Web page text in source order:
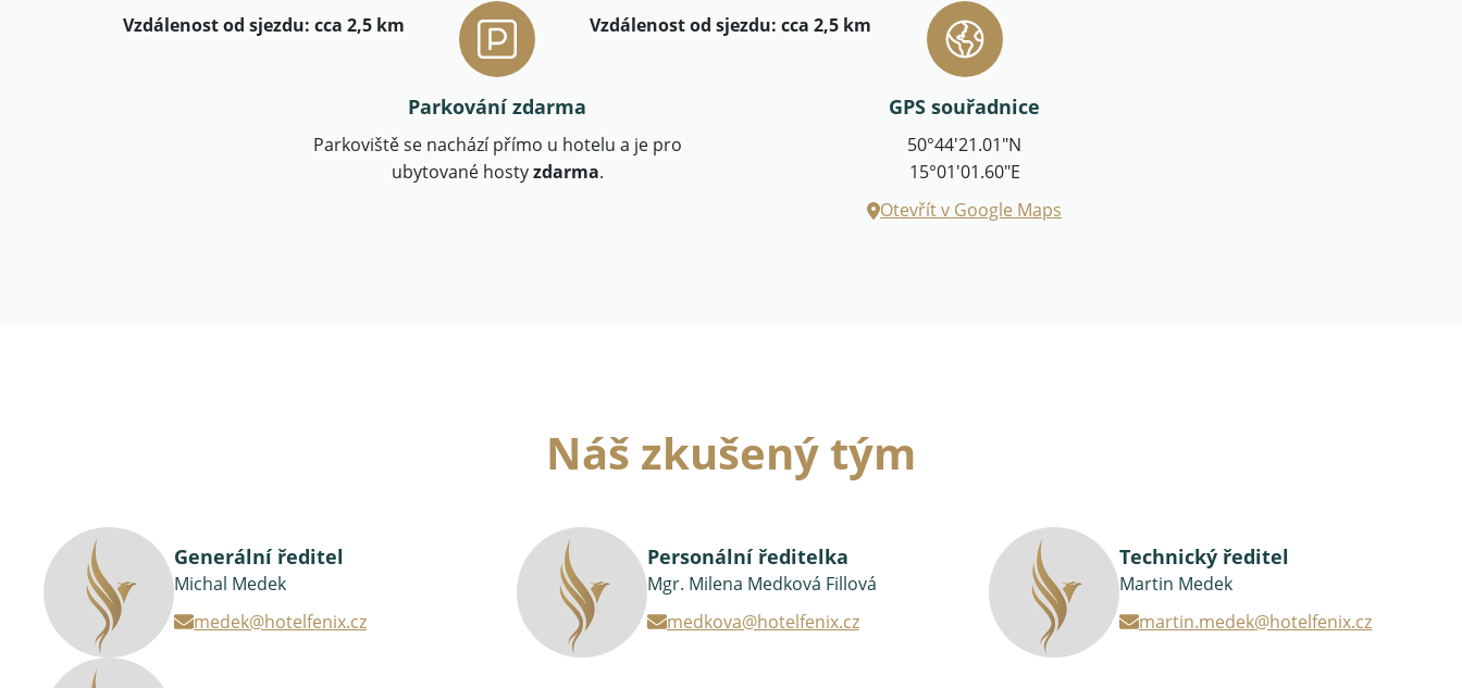
Vzdálenost od sjezdu: cca 2,5 km
Vzdálenost od sjezdu: cca 2,5 km
Parkování zdarma
Parkoviště se nachází přímo u hotelu a je pro
ubytované hostyzdarma.
GPS souřadnice
50°44'21.01"N
15°01'01.60"E
Otevřít v Google Maps
Náš zkušený tým
Generální ředitel
Michal Medek
medek@hotelfenix.cz
Personální ředitelka
Mgr. Milena Medková Fillová
medkova@hotelfenix.cz
Technický ředitel
Martin Medek
martin.medek@hotelfenix.cz